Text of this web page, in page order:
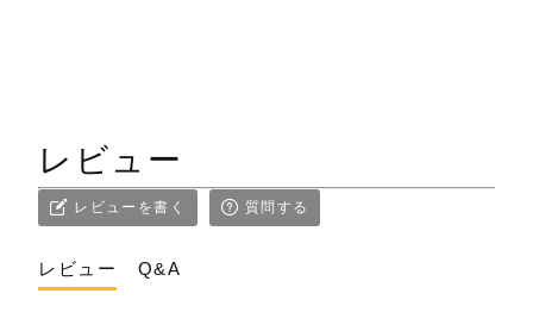
レビュー
レビューを書く 質問する
レビュー Q&A